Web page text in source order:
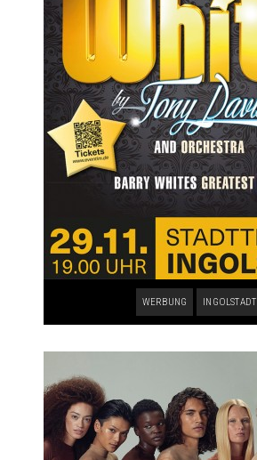
WERBUNG INGOLSTADT